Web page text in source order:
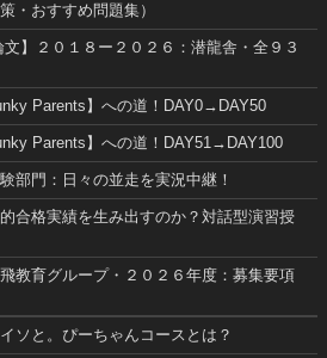
・おすすめ問題集）
文】２０１８ー２０２６：潜龍舎・全９３
Parents】への道！DAY0→DAY50
Parents】への道！DAY51→DAY100
部門：日々の並走を実況中継！
合格実績を生み出すのか？対話型演習授
教育グループ・２０２６年度：募集要項
ソと。ぴーちゃんコースとは？